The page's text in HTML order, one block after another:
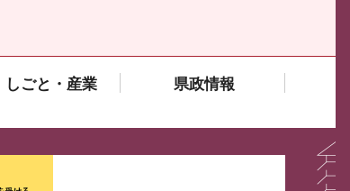
しごと・産業 県政情報
情報が表示されるスライダーがあります。